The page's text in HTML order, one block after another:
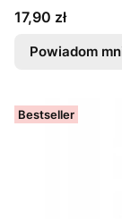
Cena
17,90 zł
Powiadom
Bestseller